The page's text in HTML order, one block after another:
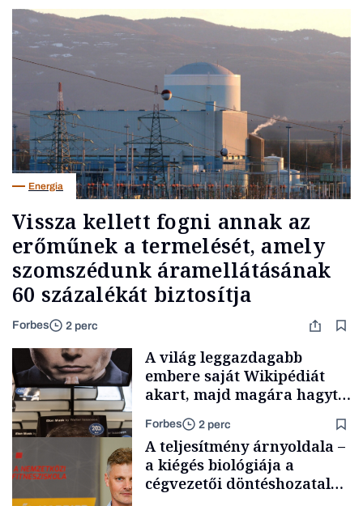
Energia
Vissza kellett fogni annak az
erőműnek a termelését, amely
szomszédunk áramellátásának
60 százalékát biztosítja
Forbes 2 perc
A világ leggazdagabb
embere saját Wikipédiát
akart, majd magára hagyta.
Most milliók olvasnak
ellenőrizetlen
információkat
Forbes 2 perc
A teljesítmény árnyoldala –
a kiégés biológiája a
cégvezetői döntéshozatal